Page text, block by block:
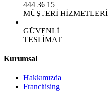
444 36 15
MÜŞTERİ HİZMETLERİ
GÜVENLİ
TESLİMAT
Kurumsal
Hakkımızda
Franchising